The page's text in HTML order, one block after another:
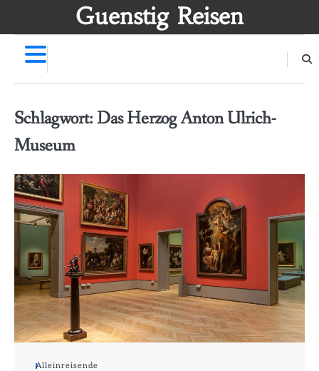
Guenstig Reisen
Schlagwort: Das Herzog Anton Ulrich-
Museum
Alleinreisende